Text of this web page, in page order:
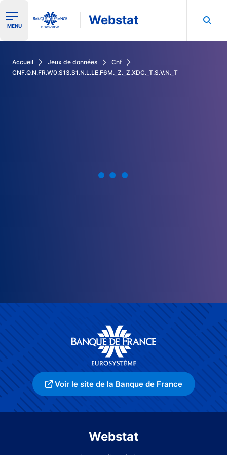
Ouvrir le menu de navigation
MENU Webstat
Accueil Jeux de données
Cnf
CNF.Q.N.FR.W0.S13.S1.N.L.LE.F6M._Z._Z.XDC._T.S.V.N._T
Voir le site de la Banque de France
Webstat